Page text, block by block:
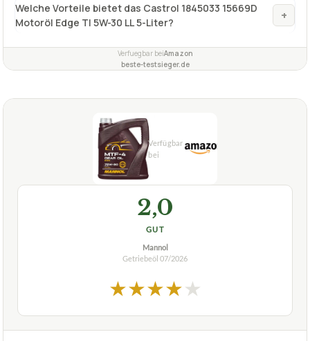
Welche Vorteile bietet das Castrol 1845033 15669D
Motoröl Edge TI 5W-30 LL 5-Liter?
+
Verfuegbar beiAmazon
beste-testsieger.de
2,0
GUT
Mannol
Getriebeöl 07/2026
★★★★★